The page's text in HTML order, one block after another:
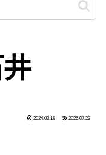
2024.03.18 2025.07.22